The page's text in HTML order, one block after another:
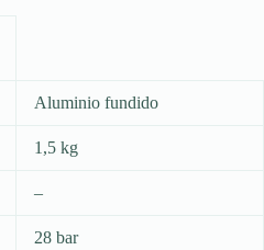
Aluminio fundido
1,5 kg
–
28 bar